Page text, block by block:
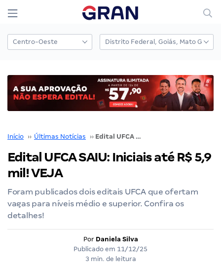
Início ›› Últimas Notícias ›› Edital UFCA SAIU: Iniciais até R$ 5,9 mil! VEJA
Edital UFCA SAIU: Iniciais até R$ 5,9
mil! VEJA
Foram publicados dois editais UFCA que ofertam
vagas para níveis médio e superior. Confira os
detalhes!
Por Daniela Silva
Publicado em 11/12/25
3 min. de leitura